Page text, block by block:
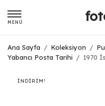
MENÜ
Ana Sayfa / Koleksiyon /
Yabancı Posta Tarihi
/ 1970
İNDIRIM!